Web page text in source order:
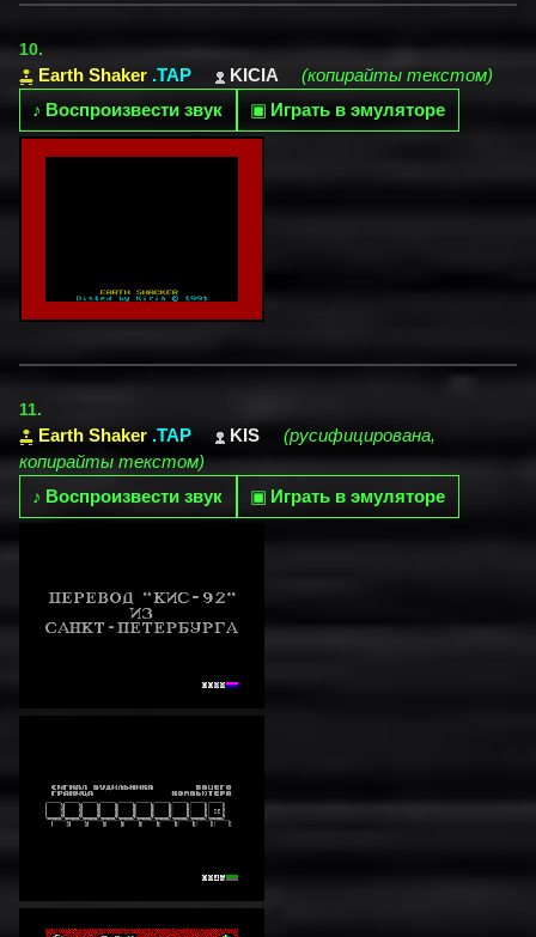
10.
Earth Shaker .TAP KICIA
(копирайты текстом)
♪ Воспроизвести звук ▣ Играть в эмуляторе
11.
Earth Shaker .TAP KIS
(русифицирована,
копирайты текстом)
♪ Воспроизвести звук ▣ Играть в эмуляторе